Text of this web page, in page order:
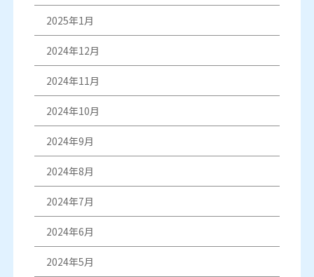
2025年1月
2024年12月
2024年11月
2024年10月
2024年9月
2024年8月
2024年7月
2024年6月
2024年5月